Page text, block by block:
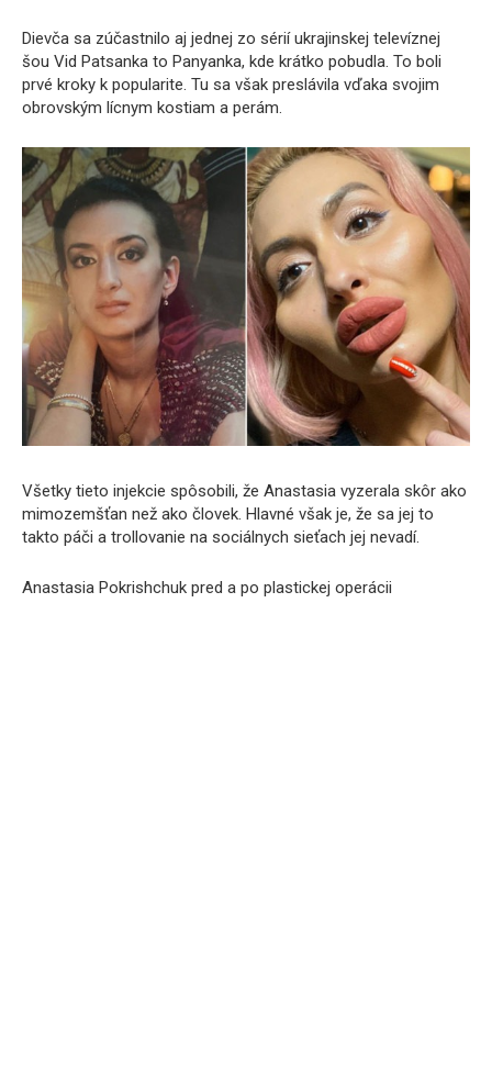
Dievča sa zúčastnilo aj jednej zo sérií ukrajinskej televíznej
šou Vid Patsanka to Panyanka, kde krátko pobudla. To boli
prvé kroky k popularite. Tu sa však preslávila vďaka svojim
obrovským lícnym kostiam a perám.
Všetky tieto injekcie spôsobili, že Anastasia vyzerala skôr ako
mimozemšťan než ako človek. Hlavné však je, že sa jej to
takto páči a trollovanie na sociálnych sieťach jej nevadí.
Anastasia Pokrishchuk pred a po plastickej operácii